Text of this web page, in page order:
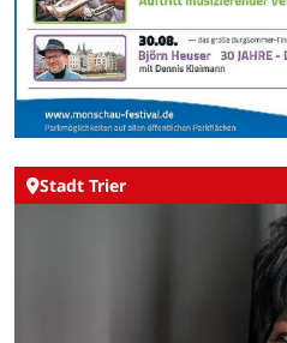
Stadt Trier